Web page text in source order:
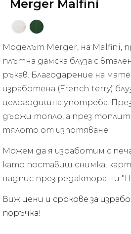
Merger Malfini
Моделът Merger, на Malfini,
плътна дамска блуза с
ръкав. Благодарение на
изработена (French terry)
целогодишна употреба.
държи топло, а през
тялото от изпотяване.
Можем да я изработим с
като поставиш снимка,
надпис през редактора ни
Виж цени и срокове за
поръчка!